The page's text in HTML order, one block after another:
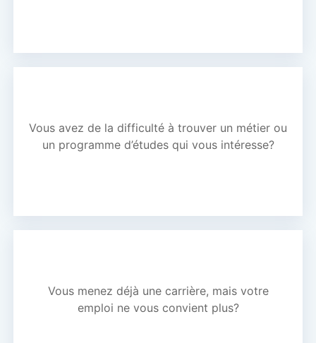
Vous avez de la difficulté à trouver un métier ou
un programme d’études qui vous intéresse?
Vous menez déjà une carrière, mais votre
emploi ne vous convient plus?